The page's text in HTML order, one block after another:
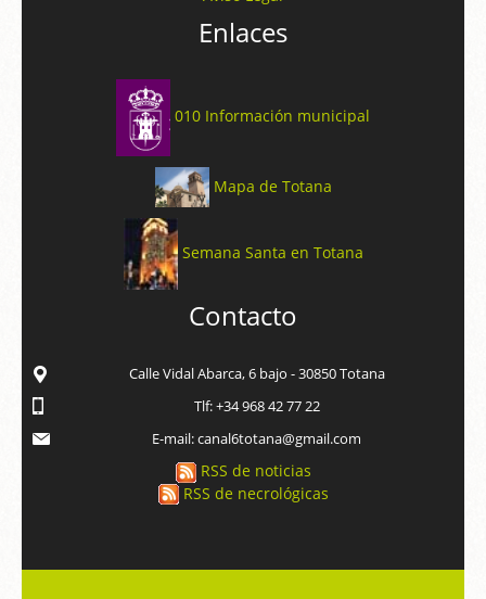
Enlaces
010 Información municipal
Mapa de Totana
Semana Santa en Totana
Contacto
Calle Vidal Abarca, 6 bajo - 30850 Totana
Tlf: +34 968 42 77 22
E-mail: canal6totana@gmail.com
RSS de noticias
RSS de necrológicas